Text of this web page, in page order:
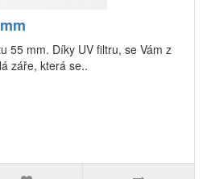
55 mm. Díky UV filtru, se Vám z
záře, která se..